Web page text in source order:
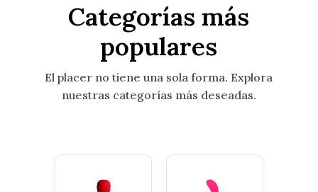
Categorías más
populares
El placer no tiene una sola forma. Explora
nuestras categorías más deseadas.